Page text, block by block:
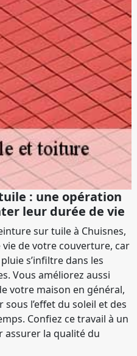
: une opération
leur durée de vie
sur tuile à Chuisnes,
de votre couverture, car
s’infiltre dans les
Vous améliorez aussi
votre maison en général,
l’effet du soleil et des
Confiez ce travail à un
la qualité du